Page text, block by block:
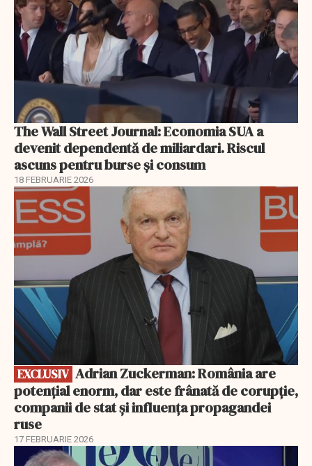
The Wall Street Journal: Economia SUA a
devenit dependentă de miliardari. Riscul
ascuns pentru burse și consum
18 FEBRUARIE 2026
EXCLUSIV
EXCLUSIV
potențial enorm, dar este frânată de corupție,
companii de stat și influența propagandei
ruse
17 FEBRUARIE 2026
EXCLUSIV